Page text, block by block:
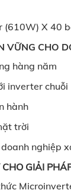
(610W) X 40
VỮNG CHO
hàng năm
inverter chuỗi
hành
trời
nghiệp
GIẢI